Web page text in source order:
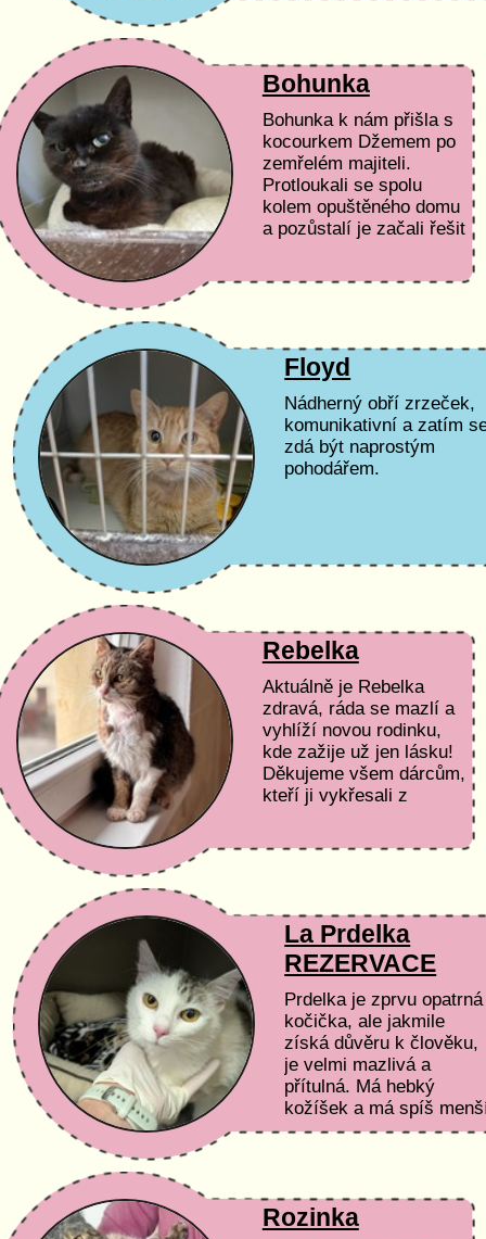
Bohunka
Bohunka k nám přišla s
kocourkem Džemem po
zemřelém majiteli.
Protloukali se spolu
kolem opuštěného domu
a pozůstalí je začali řešit
Floyd
Nádherný obří zrzeček,
komunikativní a zatím
zdá být naprostým
pohodářem.
Rebelka
Aktuálně je Rebelka
zdravá, ráda se mazlí a
vyhlíží novou rodinku,
kde zažije už jen lásku!
Děkujeme všem dárcům,
kteří ji vykřesali z
La Prdelka
REZERVACE
Prdelka je zprvu opatrná
kočička, ale jakmile
získá důvěru k člověku,
je velmi mazlivá a
přítulná. Má hebký
kožíšek a má spíš
stavbu těla. Byla přijata
Rozinka